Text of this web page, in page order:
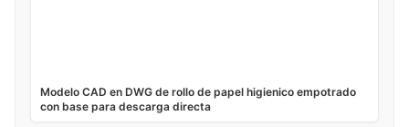
Modelo CAD en DWG de rollo de papel higienico empotrado
con base para descarga directa